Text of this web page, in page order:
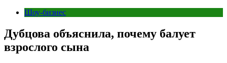
Шоу-бизнес
Дубцова объяснила, почему балует
взрослого сына